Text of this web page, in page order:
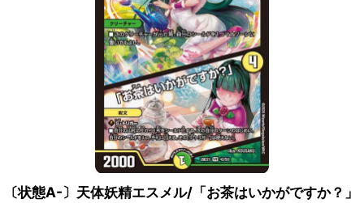
〔状態A-〕天体妖精エスメル/「お茶はいかがですか？」